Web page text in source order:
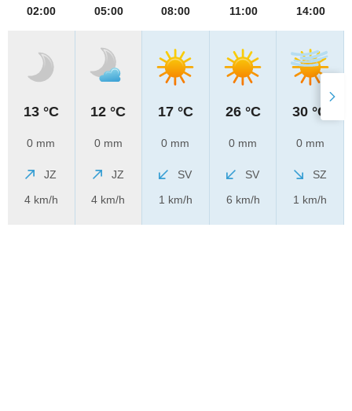
02:00
13 °C
0 mm
JZ
4 km/h
05:00
12 °C
0 mm
JZ
4 km/h
08:00
17 °C
0 mm
SV
1 km/h
11:00
26 °C
0 mm
SV
6 km/h
14:00
30 °C
0 mm
SZ
1 km/h